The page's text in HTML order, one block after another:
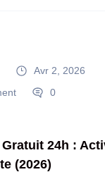
Avr 2, 2026
0
Gratuit 24h :
(2026)